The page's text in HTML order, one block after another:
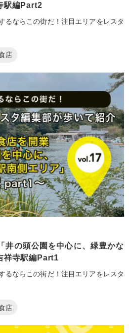
駅編Part2
るならこの街だ！注目エリアをレスタ
店
井の頭公園を中心に、緑豊かな
祥寺駅編Part1
るならこの街だ！注目エリアをレスタ
店